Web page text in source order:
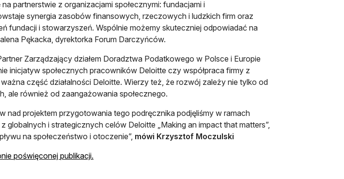
partnerstwie z organizacjami społecznymi: fundacjami i
synergia zasobów finansowych, rzeczowych i ludzkich firm oraz
fundacji i stowarzyszeń. Wspólnie możemy skuteczniej odpowiadać na
Pękacka, dyrektorka Forum Darczyńców.
Zarządzający działem Doradztwa Podatkowego w Polsce i Europie
inicjatyw społecznych pracowników Deloitte czy współpraca firmy z
część działalności Deloitte. Wierzy też, że rozwój zależy nie tylko od
ale również od zaangażowania społecznego.
nad projektem przygotowania tego podręcznika podjęliśmy w ramach
globalnych i strategicznych celów Deloitte „Making an impact that matters”,
na społeczeństwo i otoczenie”, mówi Krzysztof Moczulski
poświęconej publikacji.